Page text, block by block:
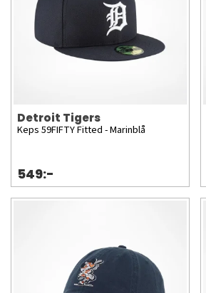
Detroit Tigers
Keps 59FIFTY Fitted - Marinblå
549:-